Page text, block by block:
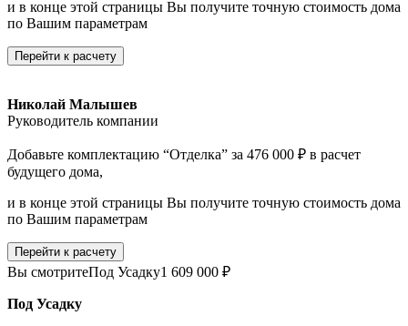
и в конце этой страницы Вы получите точную стоимость дома
по Вашим параметрам
Перейти к расчету
Николай Малышев
Руководитель компании
Добавьте комплектацию “Отделка” за 476 000 ₽ в расчет
будущего дома,
и в конце этой страницы Вы получите точную стоимость дома
по Вашим параметрам
Перейти к расчету
Вы смотритеПод Усадку1 609 000 ₽
Под Усадку